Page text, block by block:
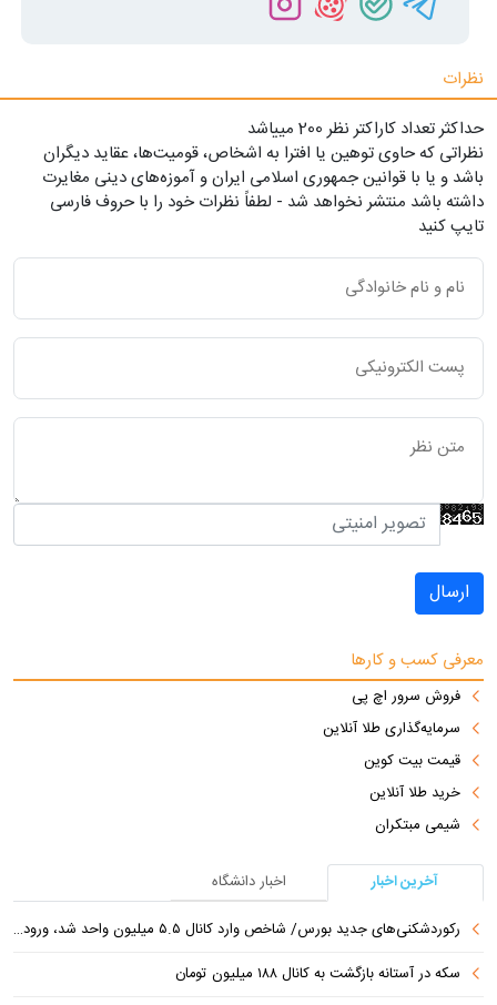
نظرات
حداکثر تعداد کاراکتر نظر 200 ميياشد
نظراتی که حاوی توهین یا افترا به اشخاص، قومیت‌ها، عقاید دیگران
باشد و یا با قوانین جمهوری اسلامی ایران و آموزه‌های دینی مغایرت
داشته باشد منتشر نخواهد شد - لطفاً نظرات خود را با حروف فارسی
تایپ کنید
ارسال
معرفی کسب و کارها
فروش سرور اچ پی
سرمایه‌گذاری طلا آنلاین
قیمت بیت کوین
خرید طلا آنلاین
شیمی مبتکران
آخرین اخبار
اخبار دانشگاه
رکوردشکنی‌های جدید بورس/ شاخص وارد کانال ۵.۵ میلیون واحد شد، ورود ۹ همت پول حقیقی
سکه در آستانه بازگشت به کانال ۱۸۸ میلیون تومان